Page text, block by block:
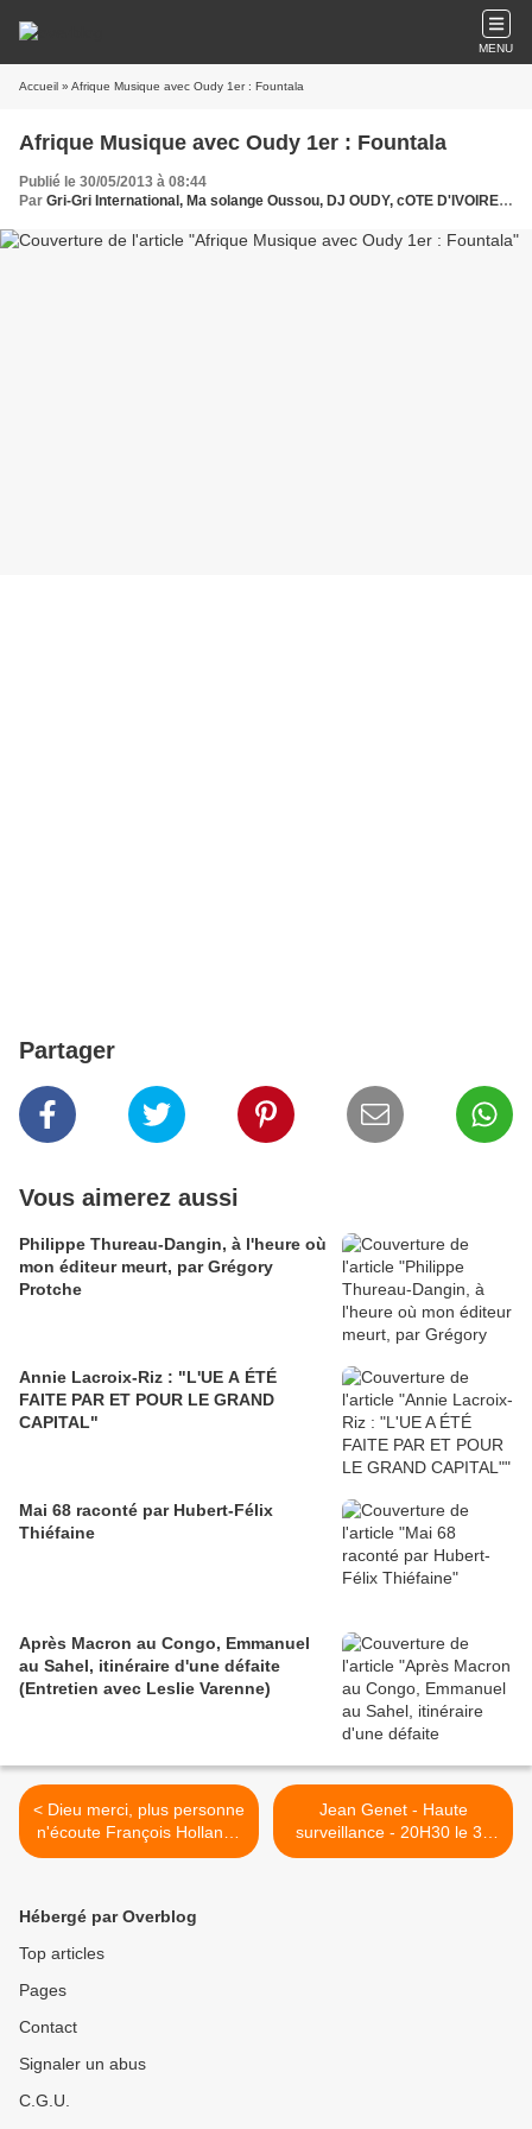
MENU
Accueil » Afrique Musique avec Oudy 1er : Fountala
Afrique Musique avec Oudy 1er : Fountala
Publié le 30/05/2013 à 08:44
Par Gri-Gri International, Ma solange Oussou, DJ OUDY, cOTE D'IVOIRE, Afrique, USA, Zaho
Partager
Vous aimerez aussi
Philippe Thureau-Dangin, à l'heure où
mon éditeur meurt, par Grégory
Protche
Annie Lacroix-Riz : "L'UE A ÉTÉ
FAITE PAR ET POUR LE GRAND
CAPITAL"
Mai 68 raconté par Hubert-Félix
Thiéfaine
Après Macron au Congo, Emmanuel
au Sahel, itinéraire d'une défaite
(Entretien avec Leslie Varenne)
< Dieu merci, plus personne
n'écoute François Hollande
à l'Union africaine
Jean Genet - Haute
surveillance - 20H30 le 31
mai au Théâtre de Bligny >
Hébergé par Overblog
Top articles
Pages
Contact
Signaler un abus
C.G.U.